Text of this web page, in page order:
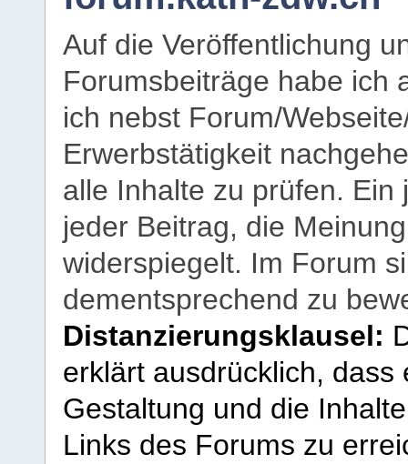
Auf die Veröffentlichung
Forumsbeiträge habe ich
ich nebst Forum/
Erwerbstätigkeit
alle Inhalte zu prüfen.
jeder Beitrag, die
widerspiegelt. Im Forum
dementsprechend zu
Distanzierungsklausel:
erklärt ausdrücklich,
Gestaltung und die
Links des Forums zu